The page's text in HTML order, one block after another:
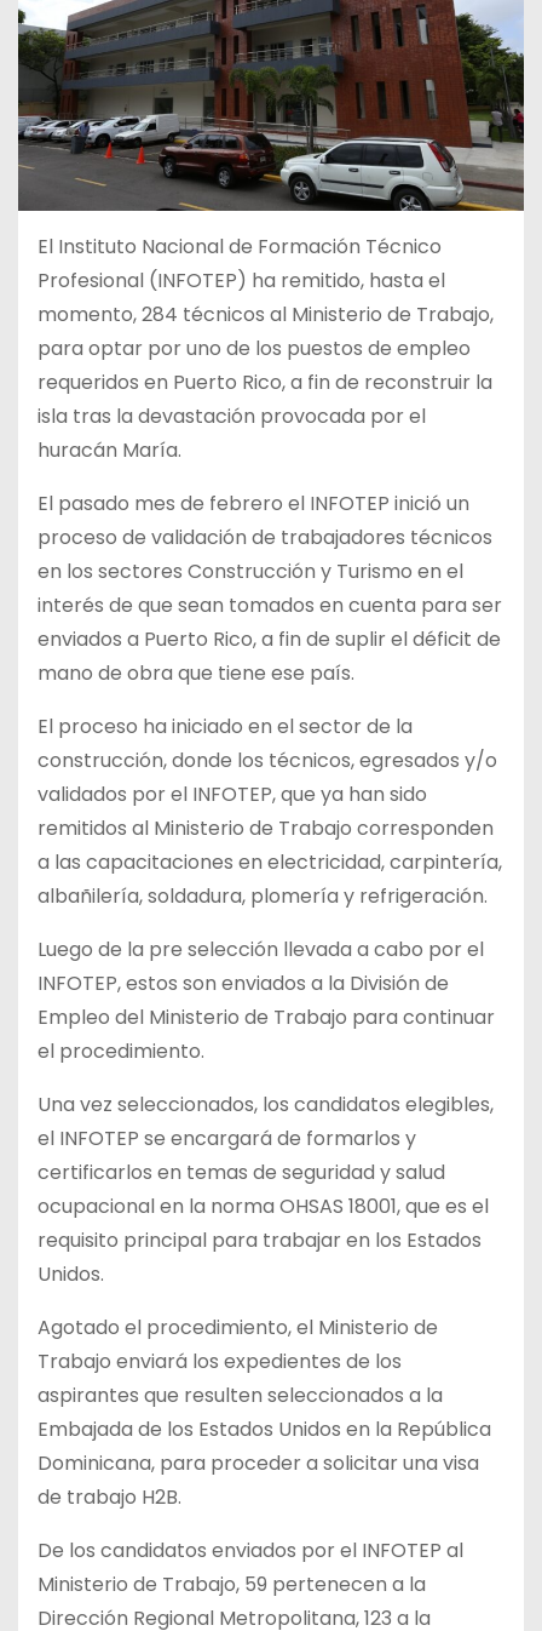
El Instituto Nacional de Formación Técnico
Profesional (INFOTEP) ha remitido, hasta el
momento, 284 técnicos al Ministerio de Trabajo,
para optar por uno de los puestos de empleo
requeridos en Puerto Rico, a fin de reconstruir la
isla tras la devastación provocada por el
huracán María.
El pasado mes de febrero el INFOTEP inició un
proceso de validación de trabajadores técnicos
en los sectores Construcción y Turismo en el
interés de que sean tomados en cuenta para ser
enviados a Puerto Rico, a fin de suplir el déficit de
mano de obra que tiene ese país.
El proceso ha iniciado en el sector de la
construcción, donde los técnicos, egresados y/o
validados por el INFOTEP, que ya han sido
remitidos al Ministerio de Trabajo corresponden
a las capacitaciones en electricidad, carpintería,
albañilería, soldadura, plomería y refrigeración.
Luego de la pre selección llevada a cabo por el
INFOTEP, estos son enviados a la División de
Empleo del Ministerio de Trabajo para continuar
el procedimiento.
Una vez seleccionados, los candidatos elegibles,
el INFOTEP se encargará de formarlos y
certificarlos en temas de seguridad y salud
ocupacional en la norma OHSAS 18001, que es el
requisito principal para trabajar en los Estados
Unidos.
Agotado el procedimiento, el Ministerio de
Trabajo enviará los expedientes de los
aspirantes que resulten seleccionados a la
Embajada de los Estados Unidos en la República
Dominicana, para proceder a solicitar una visa
de trabajo H2B.
De los candidatos enviados por el INFOTEP al
Ministerio de Trabajo, 59 pertenecen a la
Dirección Regional Metropolitana, 123 a la